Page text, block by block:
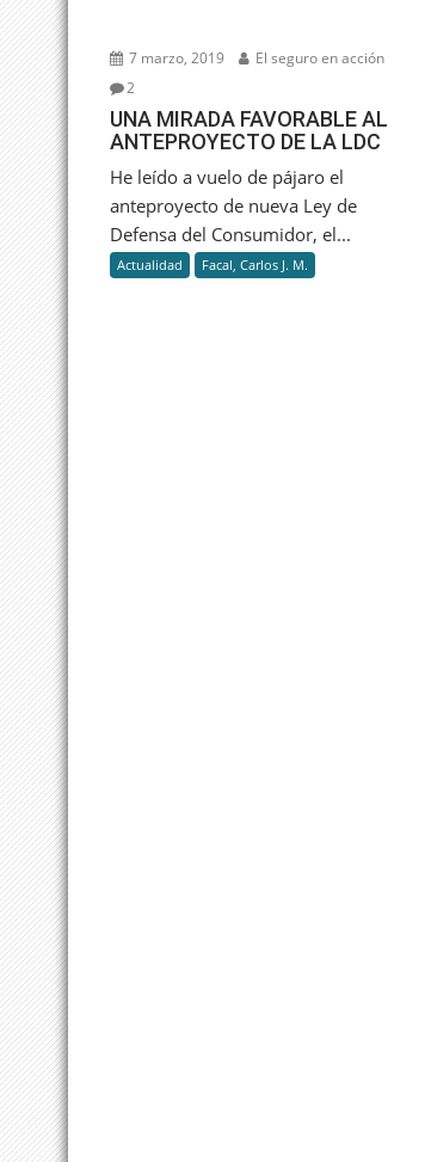
7 marzo, 2019
El seguro en acción
2
UNA MIRADA FAVORABLE AL
ANTEPROYECTO DE LA LDC
He leído a vuelo de pájaro el
anteproyecto de nueva Ley de
Defensa del Consumidor, el...
Actualidad Facal, Carlos J. M.